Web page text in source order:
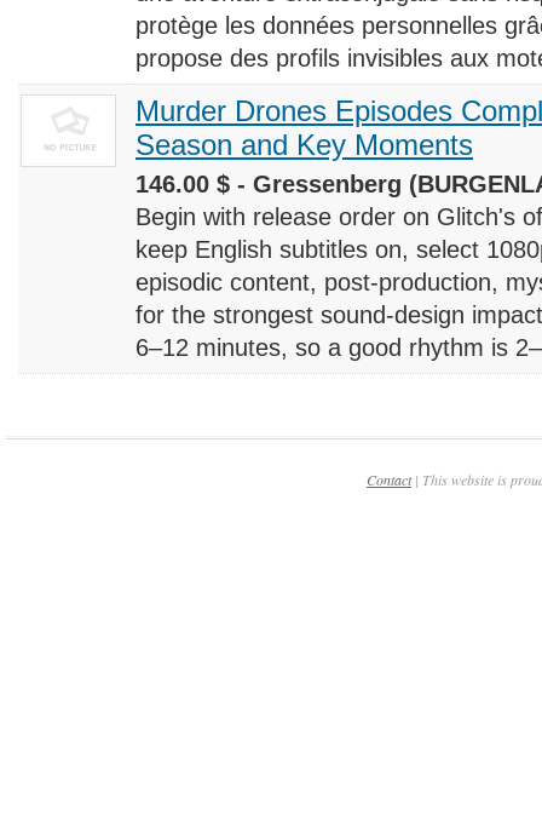
protège les données personnelles
propose des profils invisibles aux
Murder Drones Episodes
Season and Key Moments
146.00 $ - Gressenberg
Begin with release order on Glitch's
keep English subtitles on, select
episodic content, post-production,
for the strongest sound-design
6–12 minutes, so a good rhythm is
Contact| This website is